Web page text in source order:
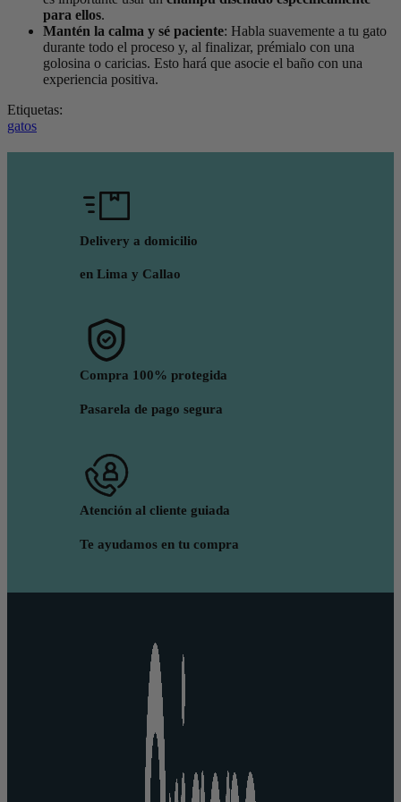
para ellos.
Mantén la calma y sé paciente: Habla suavemente a tu gato
durante todo el proceso y, al finalizar, prémialo con una
golosina o caricias. Esto hará que asocie el baño con una
experiencia positiva.
Etiquetas:
gatos
Delivery a domicilio
en Lima y Callao
Compra 100% protegida
Pasarela de pago segura
Atención al cliente guiada
Te ayudamos en tu compra